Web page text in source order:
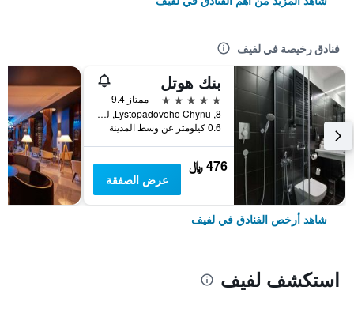
فنادق رخيصة في لفيف
بنك هوتل
5 نجوم
ممتاز 9.4
8, Lystopadovoho Chynu, لفيف, أوكرانيا
0.6 كيلومتر عن وسط المدينة
476 ﷼
عرض الصفقة
شاهد أرخص الفنادق في لفيف
استكشف لفيف